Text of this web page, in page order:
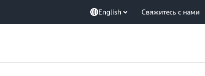
English Свяжитесь с нами